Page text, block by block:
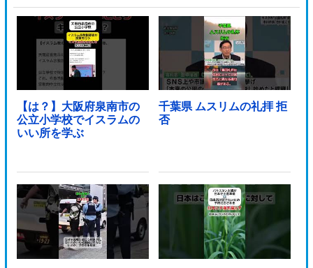
【は？】大阪府泉南市の
公立小学校でイスラムの
いい所を学ぶ
千葉県 ムスリムの礼拝 拒
否